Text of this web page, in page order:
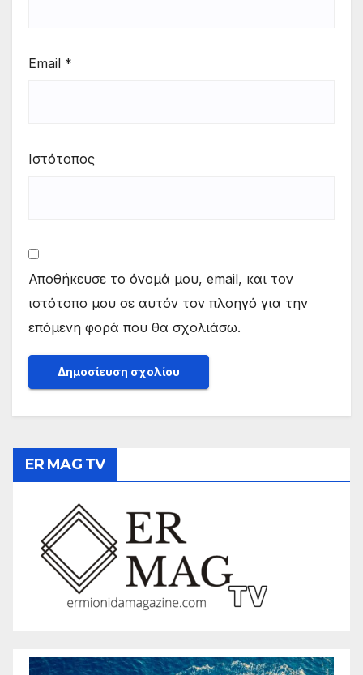
Email *
Ιστότοπος
Αποθήκευσε το όνομά μου, email, και τον
ιστότοπο μου σε αυτόν τον πλοηγό για την
επόμενη φορά που θα σχολιάσω.
ER MAG TV